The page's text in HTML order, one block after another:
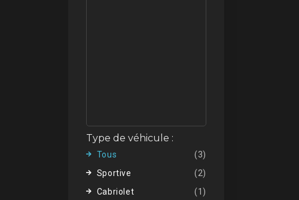
Type de véhicule :
Tous
(3)
Sportive
(2)
Cabriolet
(1)